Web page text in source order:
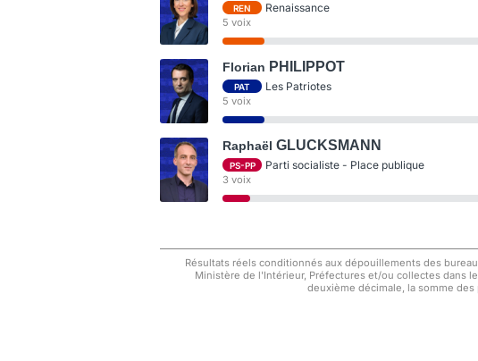
REN Renaissance
5 voix
Florian PHILIPPOT
PAT Les Patriotes
5 voix
RaphaëlGLUCKSMANN
PS-PP Parti socialiste - Place publique
3 voix
Résultats réels conditionnés aux dépouillements des
Ministère de l'Intérieur, Préfectures et/ou collectes dans
deuxième décimale, la somme